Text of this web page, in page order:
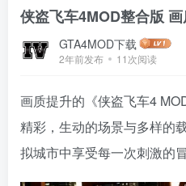
侠盗飞车4MOD整合版
GTA4MOD下载
2年前发布 11次阅读
画质提升的《侠盗飞车4
精彩，生动的场景与多样的
拟城市中享受每一次刺激的